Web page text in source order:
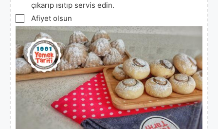
çıkarıp ısıtıp servis edin.
▢
Afiyet olsun